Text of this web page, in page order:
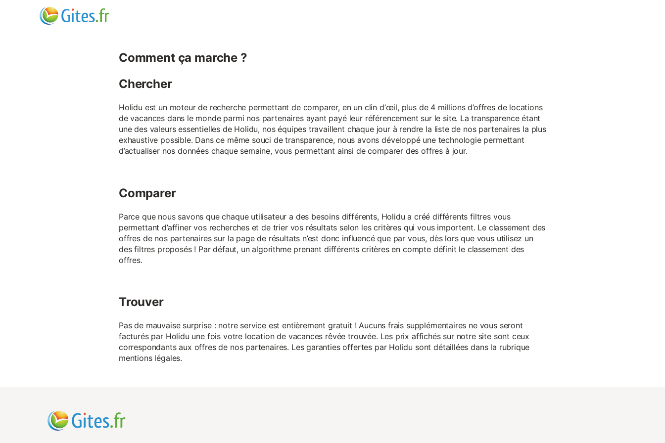
Comment ça marche ?
Chercher
Holidu est un moteur de recherche permettant de comparer, en un clin d’œil, plus de 4 millions d’offres de locations
de vacances dans le monde parmi nos partenaires ayant payé leur référencement sur le site. La transparence étant
une des valeurs essentielles de Holidu, nos équipes travaillent chaque jour à rendre la liste de nos partenaires la plus
exhaustive possible. Dans ce même souci de transparence, nous avons développé une technologie permettant
d’actualiser nos données chaque semaine, vous permettant ainsi de comparer des offres à jour.
Comparer
Parce que nous savons que chaque utilisateur a des besoins différents, Holidu a créé différents filtres vous
permettant d’affiner vos recherches et de trier vos résultats selon les critères qui vous importent. Le classement des
offres de nos partenaires sur la page de résultats n’est donc influencé que par vous, dès lors que vous utilisez un
des filtres proposés ! Par défaut, un algorithme prenant différents critères en compte définit le classement des
offres.
Trouver
Pas de mauvaise surprise : notre service est entièrement gratuit ! Aucuns frais supplémentaires ne vous seront
facturés par Holidu une fois votre location de vacances rêvée trouvée. Les prix affichés sur notre site sont ceux
correspondants aux offres de nos partenaires. Les garanties offertes par Holidu sont détaillées dans la rubrique
mentions légales.